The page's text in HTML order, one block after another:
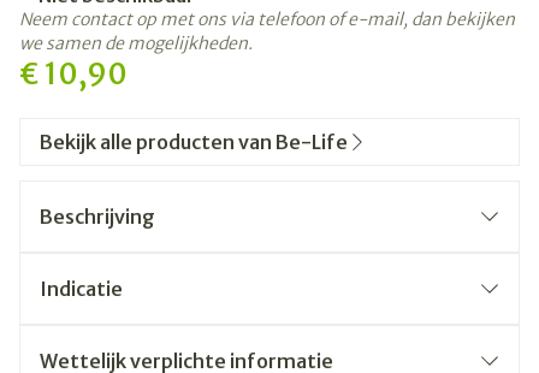
€ 10,90
Neem contact op met ons via telefoon of e-mail, dan bekijken
we samen de mogelijkheden.
Bekijk alle producten van Be-Life
Beschrijving
Indicatie
Wettelijk verplichte informatie